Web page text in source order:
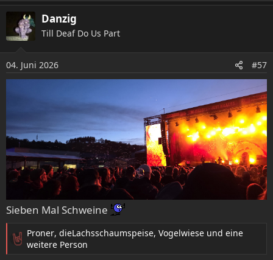
a
t
n
e
Danzig
Till Deaf Do Us Part
04. Juni 2026 #57
Sieben Mal Schweine
R
Proner, dieLachsschaumspeise, Vogelwiese und eine
weitere Person